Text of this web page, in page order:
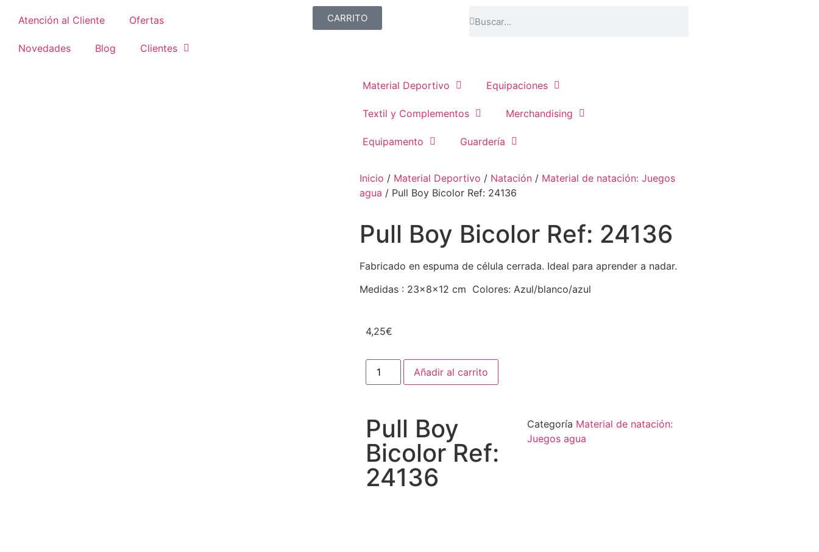
Atención al Cliente Ofertas
Novedades Blog Clientes
CARRITO
Material Deportivo Equipaciones
Textil y Complementos Merchandising
Equipamento Guardería
Inicio / Material Deportivo / Natación / Material de natación: Juegos
agua / Pull Boy Bicolor Ref: 24136
Pull Boy Bicolor Ref: 24136
Fabricado en espuma de célula cerrada. Ideal para aprender a nadar.
Medidas : 23x8x12 cm Colores: Azul/blanco/azul
4,25€
Añadir al carrito
Pull Boy
Bicolor Ref:
24136
Categoría Material de natación:
Juegos agua